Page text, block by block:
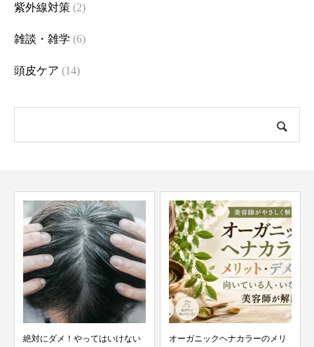
紫外線対策 (2)
雑談・雑学 (6)
頭皮ケア (14)
絶対にダメ！やってはいけない
オーガニックヘナカラーのメリ